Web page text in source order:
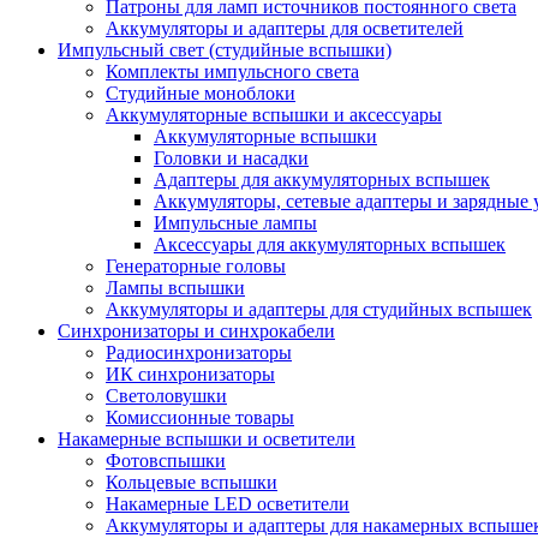
Патроны для ламп источников постоянного света
Аккумуляторы и адаптеры для осветителей
Импульсный свет (студийные вспышки)
Комплекты импульсного света
Студийные моноблоки
Аккумуляторные вспышки и аксессуары
Аккумуляторные вспышки
Головки и насадки
Адаптеры для аккумуляторных вспышек
Аккумуляторы, сетевые адаптеры и зарядные
Импульсные лампы
Аксессуары для аккумуляторных вспышек
Генераторные головы
Лампы вспышки
Аккумуляторы и адаптеры для студийных вспышек
Синхронизаторы и синхрокабели
Радиосинхронизаторы
ИК синхронизаторы
Светоловушки
Комиссионные товары
Накамерные вспышки и осветители
Фотовспышки
Кольцевые вспышки
Накамерные LED осветители
Аккумуляторы и адаптеры для накамерных